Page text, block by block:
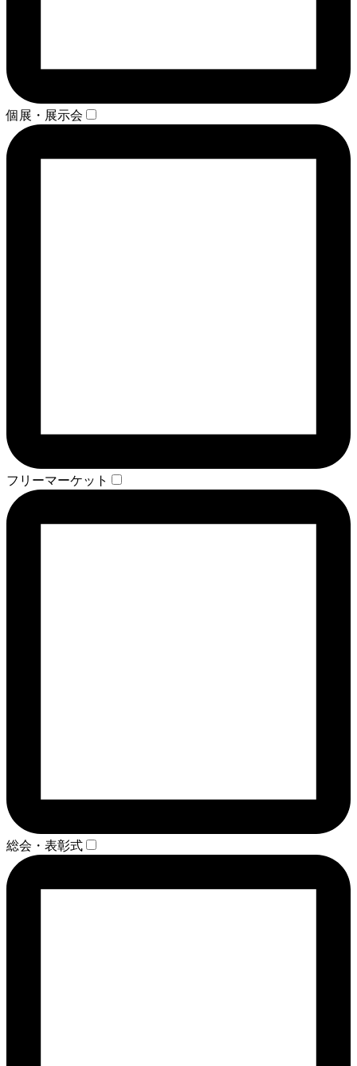
個展・展示会
フリーマーケット
総会・表彰式